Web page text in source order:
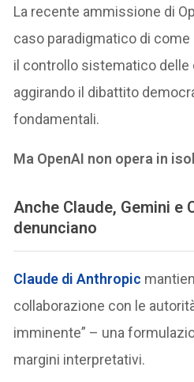
La recente ammissione di
caso paradigmatico di
il controllo sistematico
aggirando il dibattito
fondamentali.
Ma OpenAI non opera in
Anche Claude, Gemini e
denunciano
Claude di Anthropic
collaborazione con le
imminente” – una
margini interpretativi.